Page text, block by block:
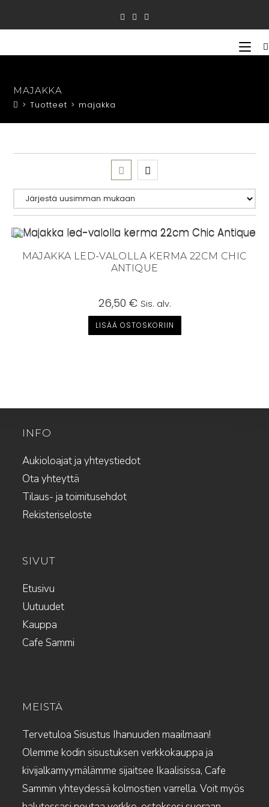
MAJAKKA
> Tuotteet > majakka
MAJAKKA LED-VALOLLA KERMA 22CM CHIC
ANTIQUE
26,50 € Sis. alv.
LISÄÄ OSTOSKORIIN
INFO
Aukioloajat ja yhteystiedot
Ota yhteyttä
Tilaus- ja toimitusehdot
Rekisteriseloste
SIVUT
Etusivu
Uutuudet
Kauppa
Cafe Sammi
MEISTÄ
Tervetuloa Sisustus Ihanuuden maailmaan!
Olemme kodin sisustuksen verkkokauppa ja
kivijalkamyymälämme sijaitsee Ikaalisissa, Cafe
Sammin yhteydessä kolmostien varrella. Voit myös